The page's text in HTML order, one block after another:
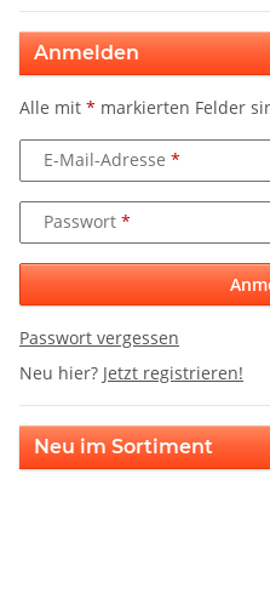
Anmelden
Alle mit * markierten Felder
E-Mail-Adresse
Passwort
Passwort vergessen
Neu hier? Jetzt registrieren!
Neu im Sortiment